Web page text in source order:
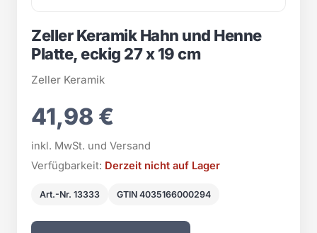
Zeller Keramik Hahn und Henne
Platte, eckig 27 x 19 cm
Zeller Keramik
41,98 €
inkl. MwSt. und Versand
Verfügbarkeit: Derzeit nicht auf Lager
Art.-Nr. 13333 GTIN 4035166000294